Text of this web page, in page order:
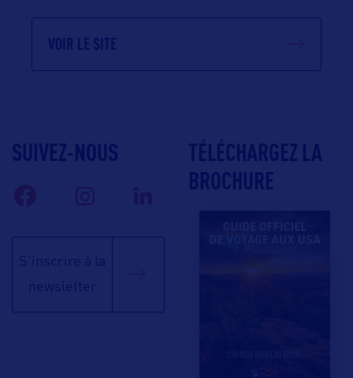
VOIR LE SITE
SUIVEZ-NOUS
S'inscrire à la
newsletter
TÉLÉCHARGEZ LA
BROCHURE